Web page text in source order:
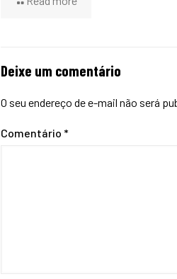
Deixe um comentário
O seu endereço de e-mail não será
Comentário *